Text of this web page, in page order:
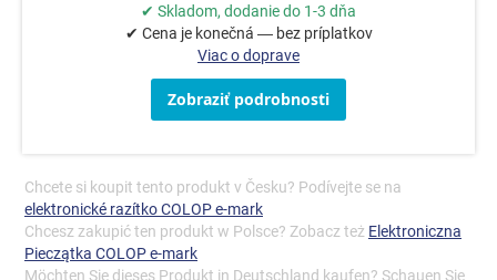
✔ Skladom, dodanie do 1-3 dňa
✔ Cena je konečná — bez príplatkov
Viac o doprave
Zobraziť podrobnosti
Chcete si koupit tento produkt v Česku? Podívejte se na
elektronické razítko COLOP e-mark
Chcesz zakupić ten produkt w Polsce? Zobacz też Elektroniczna
Pieczątka COLOP e-mark
Möchten Sie dieses Produkt in Deutschland kaufen? Schauen Sie